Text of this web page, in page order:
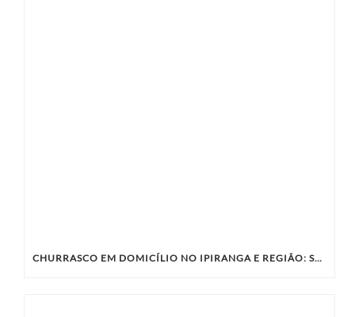
CHURRASCO EM DOMICÍLIO NO IPIRANGA E REGIÃO: SABORES ÚNICOS COM A KIBIFE